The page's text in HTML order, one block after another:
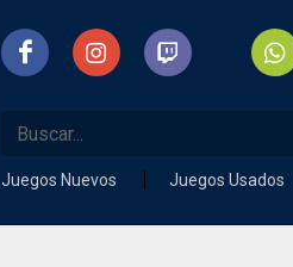
Juegos Nuevos Juegos Usados